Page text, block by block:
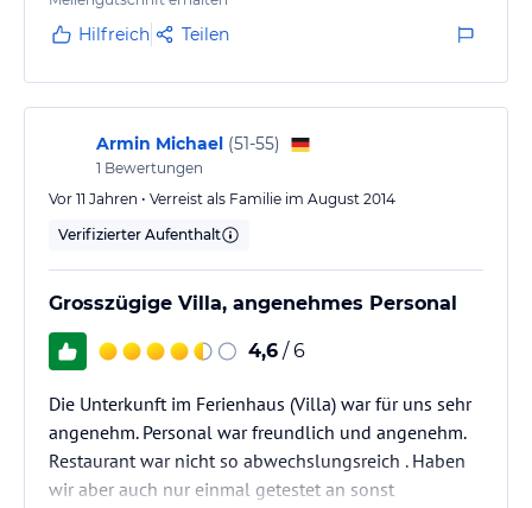
Hilfreich Teilen
Armin Michael (51-55)
1 Bewertungen
Vor 11 Jahren • Verreist als Familie im August 2014
Verifizierter Aufenthalt
Grosszügige Villa, angenehmes Personal
4,6 / 6
Die Unterkunft im Ferienhaus (Villa) war für uns sehr
angenehm. Personal war freundlich und angenehm.
Restaurant war nicht so abwechslungsreich . Haben
wir aber auch nur einmal getestet an sonst